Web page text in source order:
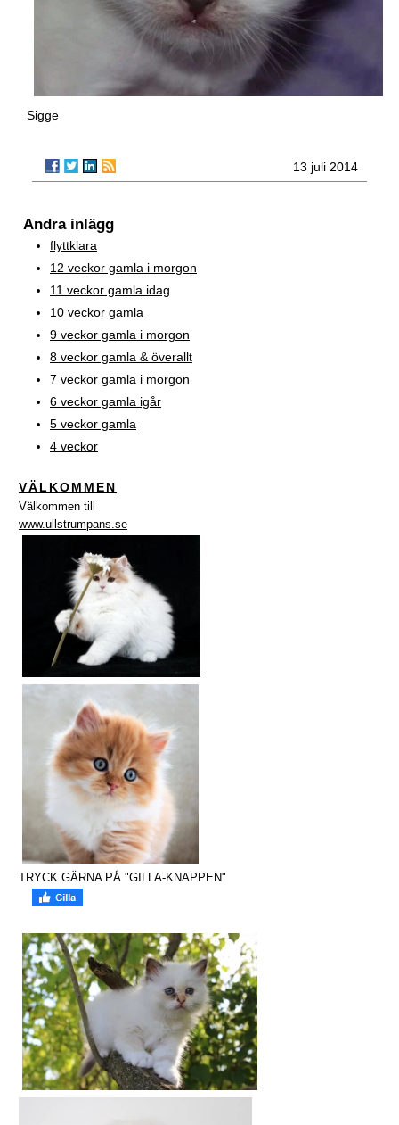
Sigge
13 juli 2014
Andra inlägg
flyttklara
12 veckor gamla i morgon
11 veckor gamla idag
10 veckor gamla
9 veckor gamla i morgon
8 veckor gamla & överallt
7 veckor gamla i morgon
6 veckor gamla igår
5 veckor gamla
4 veckor
VÄLKOMMEN
Välkommen till
www.ullstrumpans.se
TRYCK GÄRNA PÅ "GILLA-KNAPPEN"